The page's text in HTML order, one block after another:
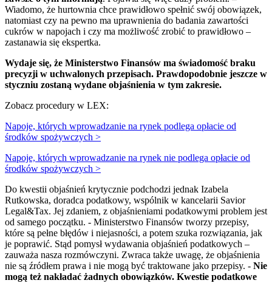
Wiadomo, że hurtownia chce prawidłowo spełnić swój obowiązek,
natomiast czy na pewno ma uprawnienia do badania zawartości
cukrów w napojach i czy ma możliwość zrobić to prawidłowo –
zastanawia się ekspertka.
Wydaje się, że Ministerstwo Finansów ma świadomość braku
precyzji w uchwalonych przepisach. Prawdopodobnie jeszcze w
styczniu zostaną wydane objaśnienia w tym zakresie.
Zobacz procedury w LEX:
Napoje, których wprowadzanie na rynek podlega opłacie od
środków spożywczych >
Napoje, których wprowadzanie na rynek nie podlega opłacie od
środków spożywczych >
Do kwestii objaśnień krytycznie podchodzi jednak Izabela
Rutkowska, doradca podatkowy, wspólnik w kancelarii Savior
Legal&Tax. Jej zdaniem, z objaśnieniami podatkowymi problem jest
od samego początku. - Ministerstwo Finansów tworzy przepisy,
które są pełne błędów i niejasności, a potem szuka rozwiązania, jak
je poprawić. Stąd pomysł wydawania objaśnień podatkowych –
zauważa nasza rozmówczyni. Zwraca także uwagę, że objaśnienia
nie są źródłem prawa i nie mogą być traktowane jako przepisy. - Nie
mogą też nakładać żadnych obowiązków. Kwestie podatkowe